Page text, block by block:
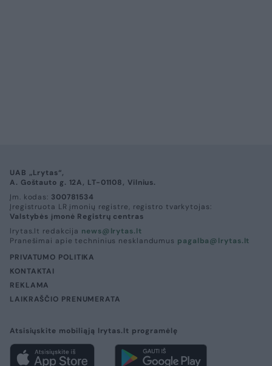
UAB „Lrytas“,
A. Goštauto g. 12A, LT-01108, Vilnius.
Įm. kodas: 300781534
Įregistruota LR įmonių registre, registro tvarkytojas:
Valstybės įmonė Registrų centras
lrytas.lt redakcija news@lrytas.lt
Pranešimai apie techninius nesklandumus pagalba@lrytas.lt
PRIVATUMO POLITIKA
KONTAKTAI
REKLAMA
LAIKRAŠČIO PRENUMERATA
Atsisiųskite mobiliąją lrytas.lt programėlę